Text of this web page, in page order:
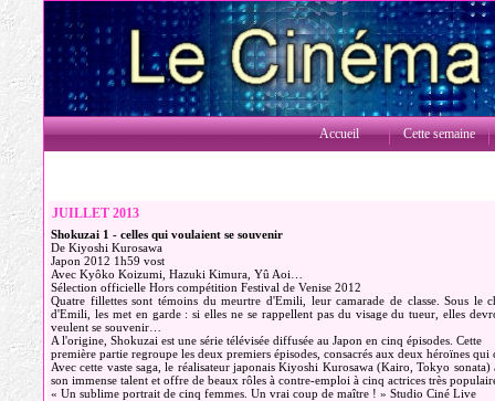
Accueil Cette semaine
JUILLET 2013
Shokuzai 1 - celles qui voulaient se souvenir
De Kiyoshi Kurosawa
Japon 2012 1h59 vost
Avec Kyôko Koizumi, Hazuki Kimura, Yû Aoi…
Sélection officielle Hors compétition Festival de Venise 2012
Quatre fillettes sont témoins du meurtre d'Emili, leur camarade de classe. Sous le
d'Emili, les met en garde : si elles ne se rappellent pas du visage du tueur, elles
veulent se souvenir…
A l'origine, Shokuzai est une série télévisée diffusée au Japon en cinq épisodes. Cette
première partie regroupe les deux premiers épisodes, consacrés aux deux héroïnes qui
Avec cette vaste saga, le réalisateur japonais Kiyoshi Kurosawa (Kairo, Tokyo
son immense talent et offre de beaux rôles à contre-emploi à cinq actrices très
« Un sublime portrait de cinq femmes. Un vrai coup de maître ! » Studio Ciné Live